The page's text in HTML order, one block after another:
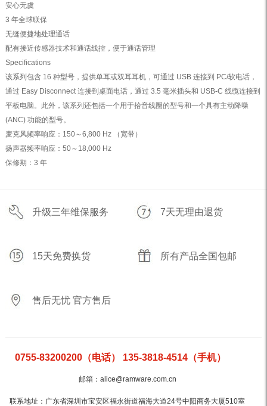
安心无虞
3 年全球联保
无缝便捷地处理通话
配有接近传感器技术和通话线控，便于通话管理
Specifications
该系列包含 16 种型号，提供单耳或双耳耳机，可通过 USB 连接到 PC/软电话，
通过 Easy Disconnect 连接到桌面电话，通过 3.5 毫米插头和 USB-C 线缆连接到
平板电脑。此外，该系列还包括一个用于拾音线圈的型号和一个具有主动降噪
(ANC) 功能的型号。
麦克风频率响应：150～6,800 Hz （宽带）
扬声器频率响应：50～18,000 Hz
保修期：3 年
升级三年维保服务 7天无理由退货
15天免费换货 所有产品全国包邮
售后无忧 官方售后
0755-83200200（电话） 135-3818-4514（手机）
邮箱：alice@ramware.com.cn
联系地址：广东省深圳市宝安区福永街道福海大道24号中阳商务大厦510室